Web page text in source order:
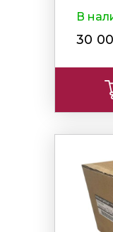
В
30